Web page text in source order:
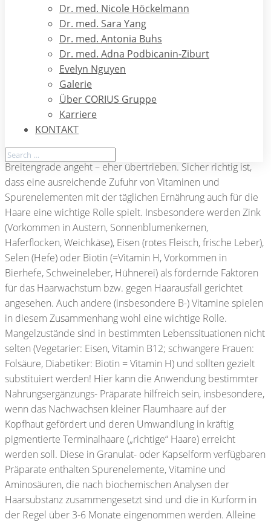
Dr. med. Nicole Höckelmann
Dr. med. Sara Yang
Dr. med. Antonia Buhs
Dr. med. Adna Podbicanin-Ziburt
Evelyn Nguyen
Galerie
Über CORIUS Gruppe
Karriere
KONTAKT
Tönungen, Dauerwellen und Hüte angeht – „wie es Euch
gefällt“ – ohne wirklichen Nachweis positiver oder negativer
Einflüsse auf das Wachstum der Haare!
Nahrung für schönes Haar:
Gibt es die richtige Haarnahrung? Welche Bestandteile
unserer Speisen sind gut, welche eher schädlich für unsere
Haare? Die Rolle bestimmter Spurenelemente und Vitamine
für das Haarwachstum wird – zumindest was unsere
Breitengrade angeht – eher übertrieben. Sicher richtig ist,
dass eine ausreichende Zufuhr von Vitaminen und
Spurenelementen mit der täglichen Ernährung auch für die
Haare eine wichtige Rolle spielt. Insbesondere werden Zink
(Vorkommen in Austern, Sonnenblumenkernen,
Haferflocken, Weichkäse), Eisen (rotes Fleisch, frische Leber),
Selen (Hefe) oder Biotin (=Vitamin H, Vorkommen in
Bierhefe, Schweineleber, Hühnerei) als fördernde Faktoren
für das Haarwachstum bzw. gegen Haarausfall gerichtet
angesehen. Auch andere (insbesondere B-) Vitamine spielen
in diesem Zusammenhang wohl eine wichtige Rolle.
Mangelzustände sind in bestimmten Lebenssituationen nicht
selten (Vegetarier: Eisen, Vitamin B12; schwangere Frauen:
Folsäure, Diabetiker: Biotin = Vitamin H) und sollten gezielt
substituiert werden! Hier kann die Anwendung bestimmter
Nahrungsergänzungs- Präparate hilfreich sein, insbesondere,
wenn das Nachwachsen kleiner Flaumhaare auf der
Kopfhaut gefördert und deren Umwandlung in kräftig
pigmentierte Terminalhaare („richtige“ Haare) erreicht
werden soll. Diese in Granulat- oder Kapselform verfügbaren
Präparate enthalten Spurenelemente, Vitamine und
Aminosäuren, die nach biochemischen Analysen der
Haarsubstanz zusammengesetzt sind und die in Kurform in
der Regel über 3-6 Monate eingenommen werden. Alleine